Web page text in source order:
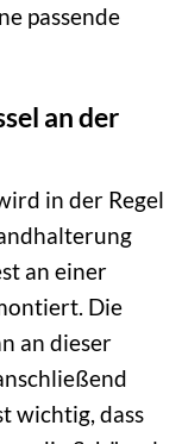
passende
an der
in der Regel
an einer
Die
an dieser
wichtig, dass